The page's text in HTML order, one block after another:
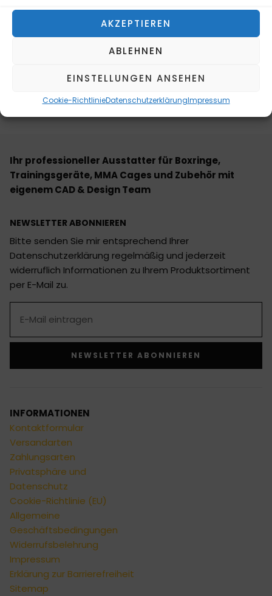
AKZEPTIEREN
ABLEHNEN
EINSTELLUNGEN ANSEHEN
Cookie-RichtlinieDatenschutzerklärungImpressum
Ständer nochmals im Boden durch die Bohrungen zu
verankern. Das Rack lässt sich auch erweitern in
Angebote ausschlieslich an Gewerbetreibende sowie
Vereine, Schulen, Behörden etc.
Ihr professioneller Ausstatter für Boxringe,
Trainingsgeräte, MMA Cages und Zubehör mit
eigenem CAD & Design Team
NEWSLETTER ABONNIEREN
Bitte senden Sie mir entsprechend Ihrer
Datenschutzerklärung regelmäßig und jederzeit
widerruflich Informationen zu Ihrem Produktsortiment
per E-Mail zu.
NEWSLETTER ABONNIEREN
INFORMATIONEN
Kontaktformular
Versandarten
Zahlungsarten
Privatsphäre und
Datenschutz
Cookie-Richtlinie (EU)
Allgemeine
Geschäftsbedingungen
Widerrufsbelehrung
Impressum
Erklärung zur Barrierefreiheit
Sitemap